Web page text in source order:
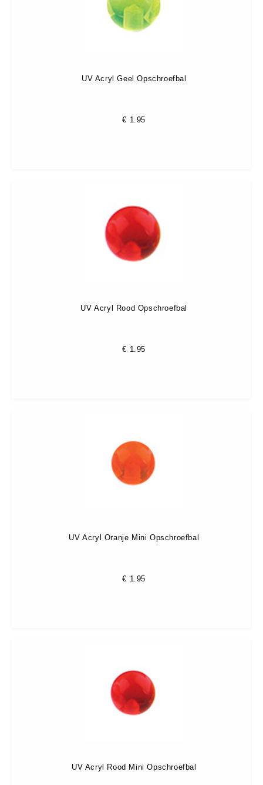
UV Acryl Geel Opschroefbal
€ 1.95
UV Acryl Rood Opschroefbal
€ 1.95
UV Acryl Oranje Mini Opschroefbal
€ 1.95
UV Acryl Rood Mini Opschroefbal